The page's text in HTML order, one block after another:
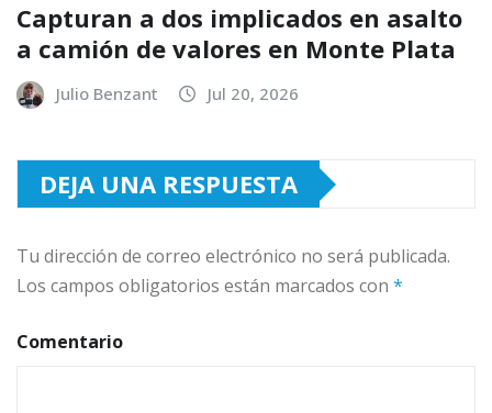
Capturan a dos implicados en asalto
a camión de valores en Monte Plata
Julio Benzant Jul 20, 2026
DEJA UNA RESPUESTA
Tu dirección de correo electrónico no será publicada.
Los campos obligatorios están marcados con *
Comentario